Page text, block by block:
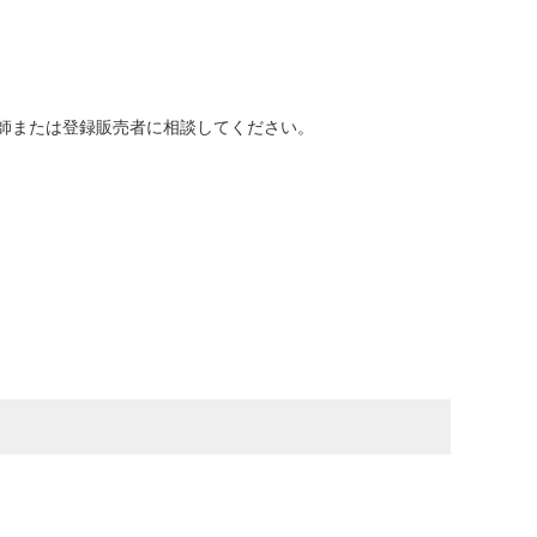
たは登録販売者に相談してください。